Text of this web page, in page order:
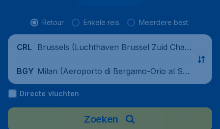
Retour Enkele reis Meerdere best.
CRL
Brussels (Luchthaven Brussel Zuid Charl
BGY Milan (Aeroporto di Bergamo-Orio al Ser
io), Italy
Directe vluchten
Zoeken